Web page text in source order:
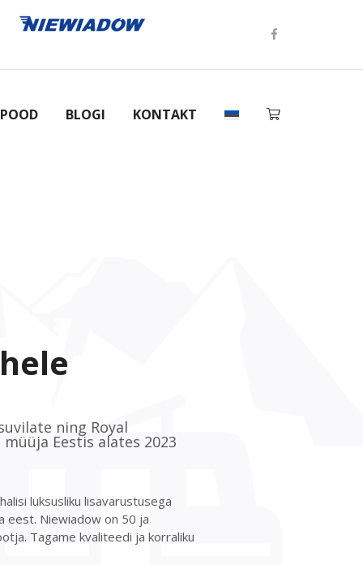
BLOGI KONTAKT
ning Royal
Eestis alates 2023
luksusliku lisavarustusega
eest. Niewiadow on 50 ja
Tagame kvaliteedi ja korraliku